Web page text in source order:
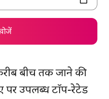
बीच तक जाने की
पर उपलब्ध टॉप-रेटेड